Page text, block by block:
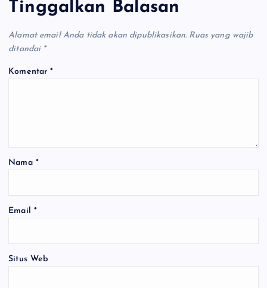
Tinggalkan Balasan
Alamat email Anda tidak akan dipublikasikan. Ruas yang wajib
ditandai *
Komentar*
Nama *
Email *
Situs Web